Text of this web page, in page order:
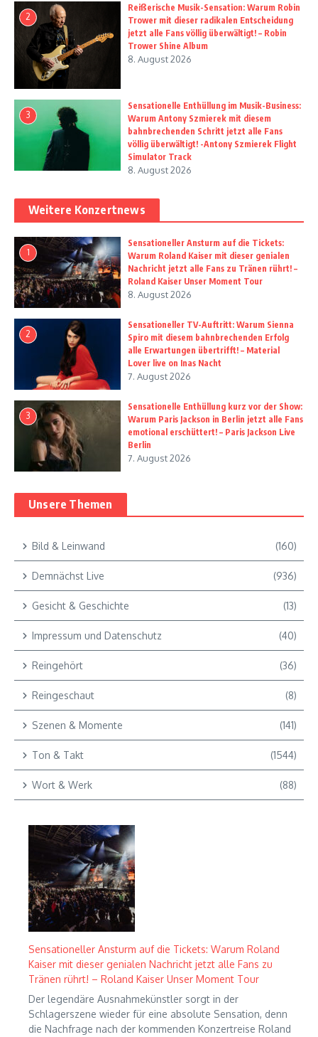
2
Reißerische Musik-Sensation: Warum Robin
Trower mit dieser radikalen Entscheidung
jetzt alle Fans völlig überwältigt! – Robin
Trower Shine Album
8. August 2026
3
Sensationelle Enthüllung im Musik-Business:
Warum Antony Szmierek mit diesem
bahnbrechenden Schritt jetzt alle Fans
völlig überwältigt! -Antony Szmierek Flight
Simulator Track
8. August 2026
Weitere Konzertnews
1
Sensationeller Ansturm auf die Tickets:
Warum Roland Kaiser mit dieser genialen
Nachricht jetzt alle Fans zu Tränen rührt! –
Roland Kaiser Unser Moment Tour
8. August 2026
2
Sensationeller TV-Auftritt: Warum Sienna
Spiro mit diesem bahnbrechenden Erfolg
alle Erwartungen übertrifft! – Material
Lover live on Inas Nacht
7. August 2026
3
Sensationelle Enthüllung kurz vor der Show:
Warum Paris Jackson in Berlin jetzt alle Fans
emotional erschüttert! – Paris Jackson Live
Berlin
7. August 2026
Unsere Themen
Bild & Leinwand (160)
Demnächst Live (936)
Gesicht & Geschichte (13)
Impressum und Datenschutz (40)
Reingehört (36)
Reingeschaut (8)
Szenen & Momente (141)
Ton & Takt (1544)
Wort & Werk (88)
Sensationeller Ansturm auf die Tickets: Warum Roland
Kaiser mit dieser genialen Nachricht jetzt alle Fans zu
Tränen rührt! – Roland Kaiser Unser Moment Tour
Der legendäre Ausnahmekünstler sorgt in der
Schlagerszene wieder für eine absolute Sensation, denn
die Nachfrage nach der kommenden Konzertreise Roland